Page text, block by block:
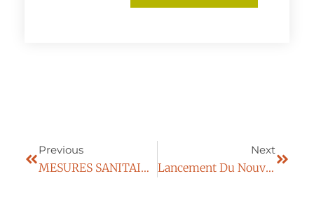
Previous
MESURES SANITAIRES A COMPTER DU 03/04/2023
Next
Lancement Du Nouveau Parcours HospiDirecte À L’Hôpital Privé De Provence À Aix En Provence